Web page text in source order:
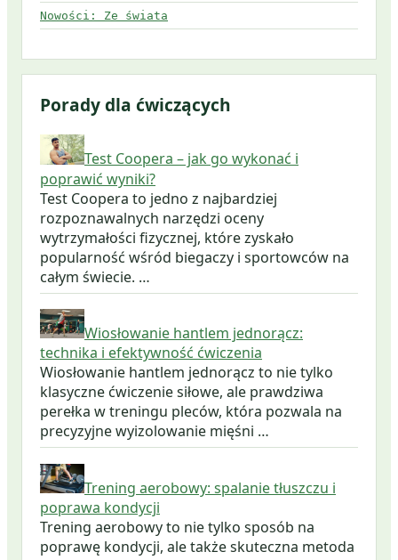
Nowości: Ze świata
Porady dla ćwiczących
Test Coopera – jak go wykonać i
poprawić wyniki?
Test Coopera to jedno z najbardziej
rozpoznawalnych narzędzi oceny
wytrzymałości fizycznej, które zyskało
popularność wśród biegaczy i sportowców na
całym świecie. …
Wiosłowanie hantlem jednorącz:
technika i efektywność ćwiczenia
Wiosłowanie hantlem jednorącz to nie tylko
klasyczne ćwiczenie siłowe, ale prawdziwa
perełka w treningu pleców, która pozwala na
precyzyjne wyizolowanie mięśni …
Trening aerobowy: spalanie tłuszczu i
poprawa kondycji
Trening aerobowy to nie tylko sposób na
poprawę kondycji, ale także skuteczna metoda